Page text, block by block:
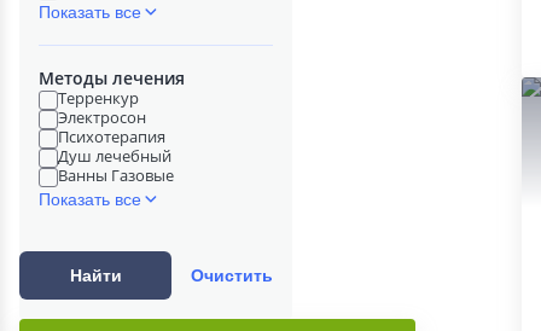
Показать все
Методы лечения
Терренкур
Электросон
Психотерапия
Душ лечебный
Ванны Газовые
Показать все
Найти Очистить